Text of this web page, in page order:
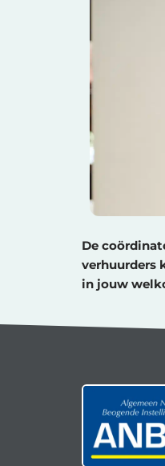
De
verhuurders
in jouw